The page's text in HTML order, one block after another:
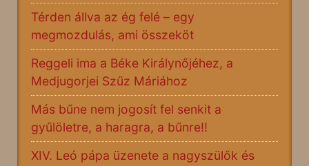
Térden állva az ég felé – egy
megmozdulás, ami összeköt
Reggeli ima a Béke Királynőjéhez, a
Medjugorjei Szűz Máriához
Más bűne nem jogosít fel senkit a
gyűlöletre, a haragra, a bűnre!!
XIV. Leó pápa üzenete a nagyszülők és